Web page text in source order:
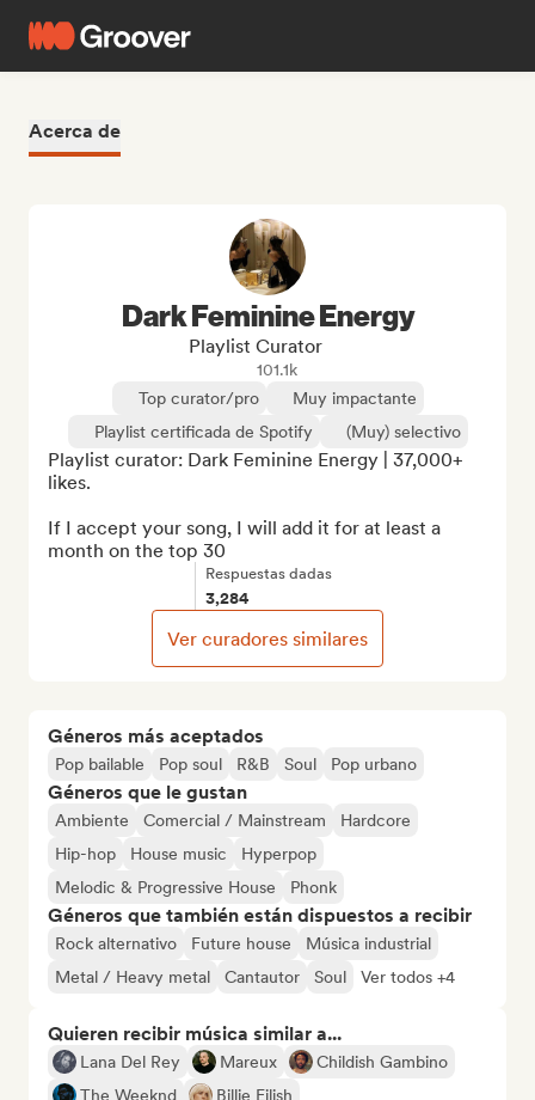
Acerca de
Géneros más aceptados
Pop bailable Pop soul R&B Soul Pop urbano
Géneros que le gustan
Ambiente Comercial / Mainstream
Hardcore
Hip-hop
House music
Hyperpop
Melodic & Progressive House
Phonk
Géneros que también están dispuestos a recibir
Rock alternativo Future house
Música industrial
Metal / Heavy metal
Cantautor Soul Ver todos +4
Quieren recibir música similar a...
Lana Del Rey Mareux
Childish Gambino
The Weeknd
Billie Eilish
Dark Feminine Energy
Playlist Curator
101.1k
Top curator/pro
Muy impactante
Playlist certificada de Spotify
(Muy) selectivo
Playlist curator: Dark Feminine Energy | 37,000+
likes.
If I accept your song, I will add it for at least a
month on the top 30
Respuestas dadas
3,284
Ver curadores similares